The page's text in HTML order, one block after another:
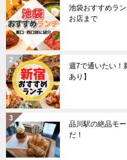
池袋おすすめラ
お店まで
週7で通いたい！
あり】
品川駅の絶品モ
だ！